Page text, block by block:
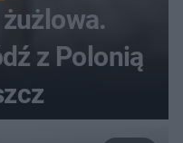
z Polonią